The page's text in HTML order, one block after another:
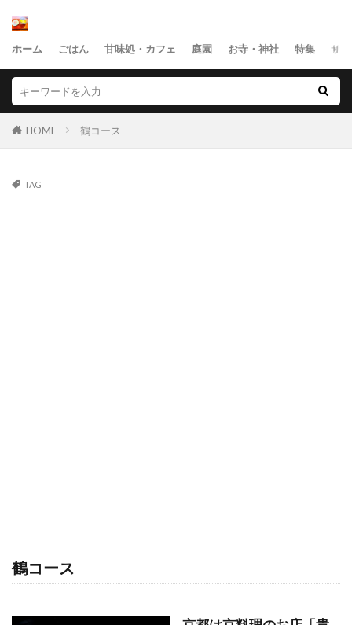
ホーム ごはん 甘味処・カフェ 庭園 お寺・神社 特集 サ
HOME 鶴コース
TAG
鶴コース